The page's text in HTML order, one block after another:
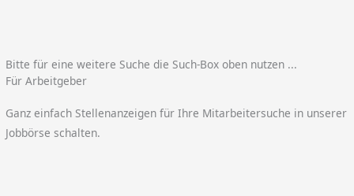
Bitte für eine weitere Suche die Such-Box oben nutzen ...
Für Arbeitgeber
Ganz einfach Stellenanzeigen für Ihre Mitarbeitersuche in unserer
Jobbörse schalten.